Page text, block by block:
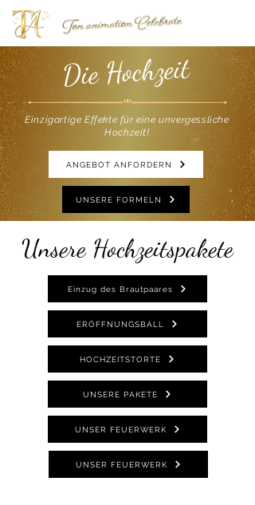
Die Hochzeit
Einzigartige Effekte für eine unvergessliche
Hochzeit!
ANGEBOT ANFORDERN
UNSERE FORMELN
Unsere Hochzeitspakete
Einzug des Brautpaares
ERÖFFNUNGSBALL
HOCHZEITSTORTE
UNSERE PAKETE
UNSER FEUERWERK
UNSER FEUERWERK